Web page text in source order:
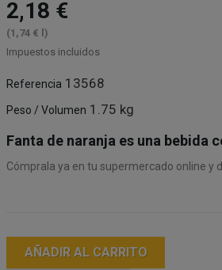
2,18 €
(1,74 € l)
Impuestos incluidos
Referencia 13568
Peso / Volumen 1.75 kg
Fanta de naranja es una bebida
Cómprala ya en tu supermercado online y
AÑADIR AL CARRITO